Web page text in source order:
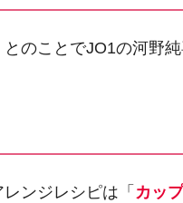
のことでJO1の河野
ンジレシピは「 カッ